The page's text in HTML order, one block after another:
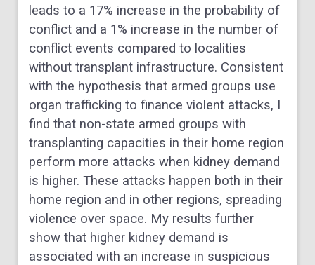
leads to a 17% increase in the probability of
conflict and a 1% increase in the number of
conflict events compared to localities
without transplant infrastructure. Consistent
with the hypothesis that armed groups use
organ trafficking to finance violent attacks, I
find that non-state armed groups with
transplanting capacities in their home region
perform more attacks when kidney demand
is higher. These attacks happen both in their
home region and in other regions, spreading
violence over space. My results further
show that higher kidney demand is
associated with an increase in suspicious